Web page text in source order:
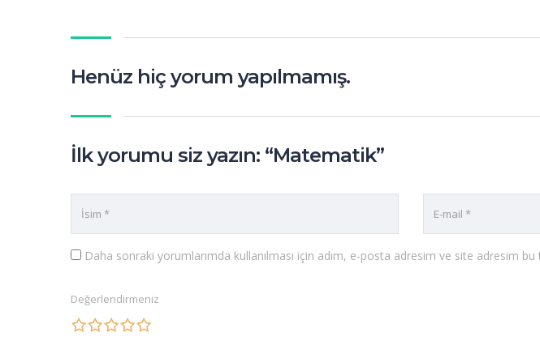
Henüz hiç yorum yapılmamış.
İlk yorumu siz yazın: “Matematik”
Daha sonraki yorumlarımda kullanılması için adım, e-posta adresim ve site adresim bu
Değerlendirmeniz